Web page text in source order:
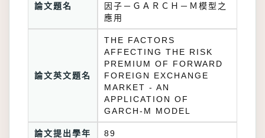
論文題名
因子－ＧＡＲＣＨ－Ｍ模型之
應用
論文英文題名
THE FACTORS
AFFECTING THE RISK
PREMIUM OF FORWARD
FOREIGN EXCHANGE
MARKET - AN
APPLICATION OF
GARCH-M MODEL
論文提出學年 89